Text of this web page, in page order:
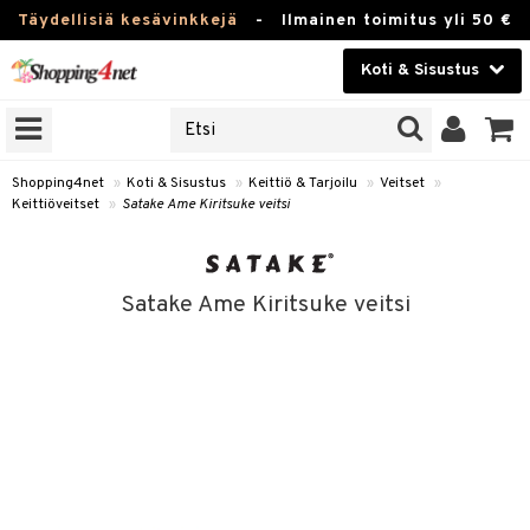
Täydellisiä kesävinkkejä - Ilmainen toimitus yli 50 €
Koti & Sisustus
Kauneudenhoito
Piilolinssit
Shopping4net » Koti & Sisustus » Keittiö & Tarjoilu » Veitset »
Keittiöveitset » Satake Ame Kiritsuke veitsi
Satake Ame Kiritsuke veitsi